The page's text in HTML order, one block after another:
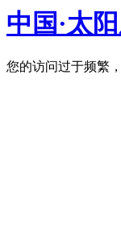
中国·太
您的访问过于频繁